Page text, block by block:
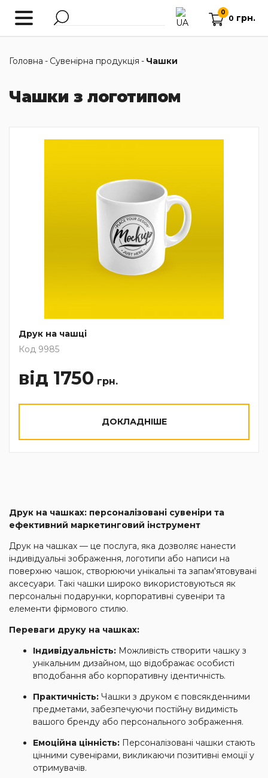
0
0 грн.
Головна - Сувенірна продукція - Чашки
Чашки з логотипом
Друк на чашці
Код 9985
від 1750 грн.
ДОКЛАДНІШЕ
Друк на чашках: персоналізовані сувеніри та
ефективний маркетинговий інструмент
Друк на чашках — це послуга, яка дозволяє нанести
індивідуальні зображення, логотипи або написи на
поверхню чашок, створюючи унікальні та запам'ятовувані
аксесуари. Такі чашки широко використовуються як
персональні подарунки, корпоративні сувеніри та
елементи фірмового стилю.
Переваги друку на чашках:
Індивідуальність: Можливість створити чашку з
унікальним дизайном, що відображає особисті
вподобання або корпоративну ідентичність.
Практичність: Чашки з друком є повсякденними
предметами, забезпечуючи постійну видимість
вашого бренду або персонального зображення.
Емоційна цінність: Персоналізовані чашки стають
цінними сувенірами, викликаючи позитивні емоції у
отримувачів.